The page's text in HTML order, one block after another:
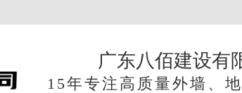
广东八佰建设有
15年专注高质量外墙、